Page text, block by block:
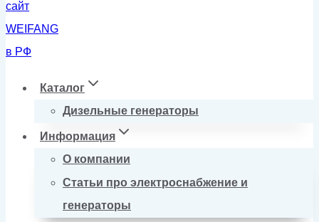
Каталог
Дизельные генераторы
Информация
О компании
Статьи про электроснабжение и
генераторы